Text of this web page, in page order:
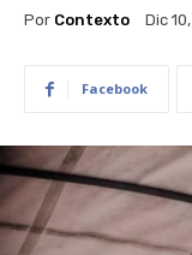
Por Contexto Dic
Facebook